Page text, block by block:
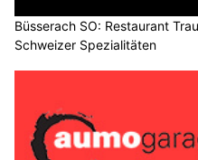
Büsserach SO: Restaurant
Schweizer Spezialitäten